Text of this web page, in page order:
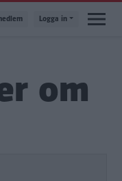
Logga in
om